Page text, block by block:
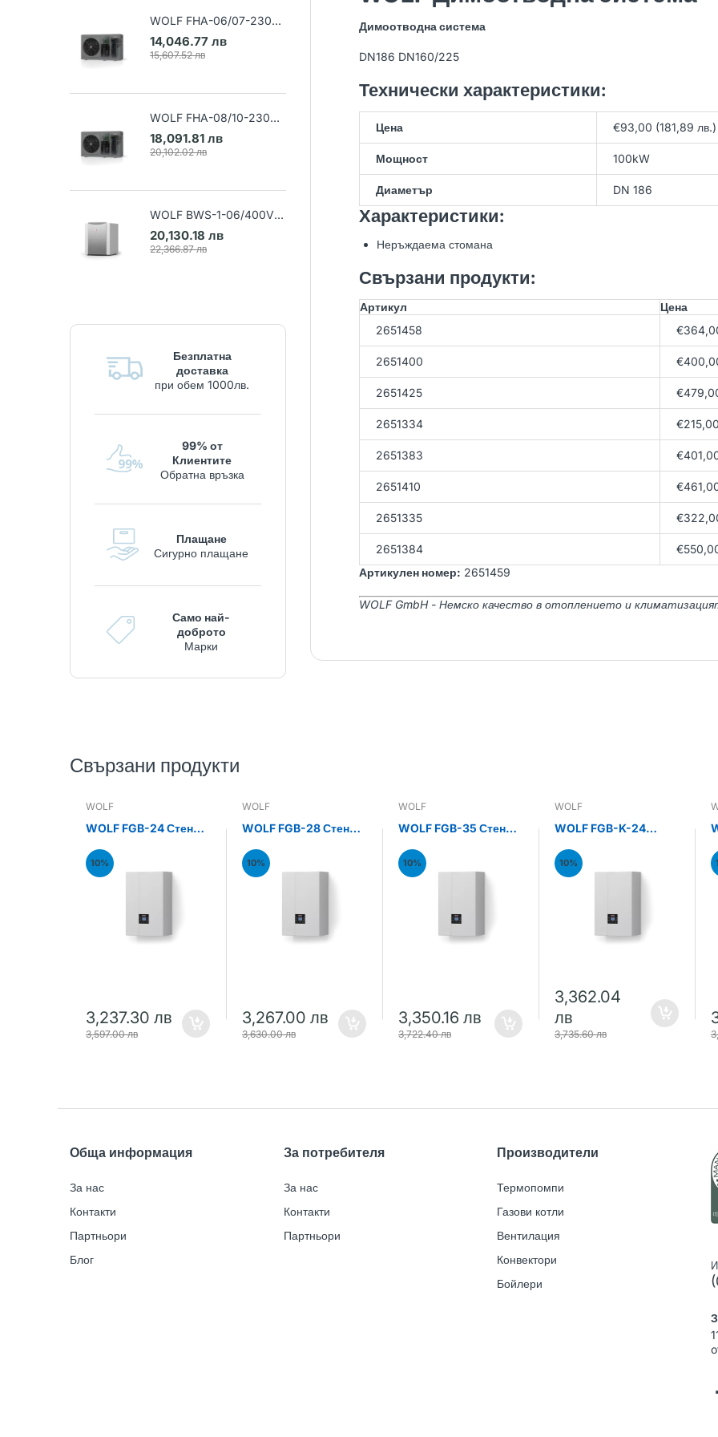
WOLF FHA-06/07-230V
Термопомпа въздух-вода
(Арт. 9148032)
14,046.77 лв
15,607.52 лв
WOLF FHA-08/10-230V
Термопомпа въздух-вода
(Арт. 9148033)
18,091.81 лв
20,102.02 лв
WOLF BWS-1-06/400V
Термопомпа земя-вода
(Арт. 9145384)
20,130.18 лв
22,366.87 лв
WOLF BWS-1-10/400V
Термопомпа земя-вода
(Арт. 9145386)
23,962.82 лв
Термопомпа вода-вода
(Арт. 9146033)
23,150.77 лв
WOLF BWW-1-11/400V
Термопомпа вода-вода
(Арт. 9146034)
26,321.56 лв
Безплатна
доставка
при обем 1000лв.
99% от
Клиентите
Обратна връзка
Плащане
Сигурно плащане
Само най-
доброто
Марки
Димоотводна система
DN186 DN160/225
Технически характеристики:
Цена €93,00 (181,89 лв.)
Мощност 100kW
Диаметър DN 186
Характеристики:
Неръждаема стомана
Свързани продукти:
Артикул
Цена
2651458
2651400
2651425
2651334
2651383
2651410
2651335
2651384
Артикулен номер: 2651459
WOLF GmbH - Немско качество в отоплението и
Свързани продукти
WOLF
WOLF FGB-24 Стенен
котел 24kW
10%
3,237.30 лв
3,597.00 лв
WOLF
WOLF FGB-28 Стенен
котел 28kW
10%
3,267.00 лв
3,630.00 лв
WOLF
WOLF FGB-35 Стенен
котел 35kW
10%
3,350.16 лв
3,722.40 лв
WOLF
WOLF FGB-K-24
кондензен комби
котел 24kW
10%
3,362.04
лв
3,735.60 лв
Обща информация
За нас
Контакти
Партньори
Блог
За потребителя
За нас
Контакти
Партньори
Производители
Термопомпи
Газови котли
Вентилация
Конвектори
Бойлери